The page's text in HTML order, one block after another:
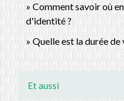
Comment savoir où
d'identité ?
Quelle est la durée
Et aussi